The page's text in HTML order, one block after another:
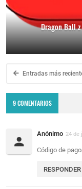
Dragon Ball
Entradas más
9 COMENTARIOS
Anónimo 24 de
Código de
RESPONDER